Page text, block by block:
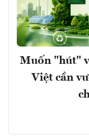
Muốn "hút"
Việt cần